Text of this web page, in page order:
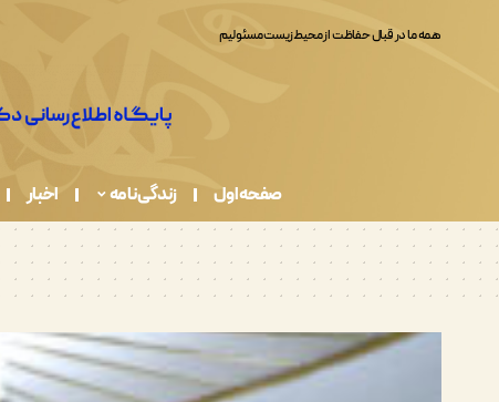
همه ما در قبال حفاظت از محیط زیست مسئولیم
صفحه اول زندگی نامه اخبار